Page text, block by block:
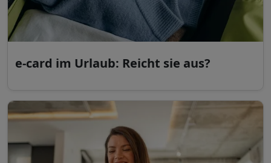
e-card im Urlaub: Reicht sie aus?